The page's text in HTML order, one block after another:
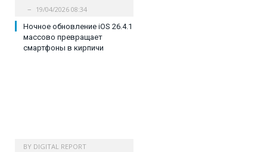
19/04/2026 08:34
Ночное обновление iOS 26.4.1
массово превращает
смартфоны в кирпичи
BY DIGITAL REPORT